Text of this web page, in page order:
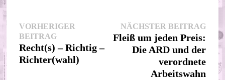
Beitragsnavigation
VORHERIGER
BEITRAGVorheriger
Beitrag:
Recht(s) – Richtig –
Richter(wahl)
NÄCHSTER BEITRAG
Fleiß um jeden Preis:
Die ARD und der
verordnete
Arbeitswahn